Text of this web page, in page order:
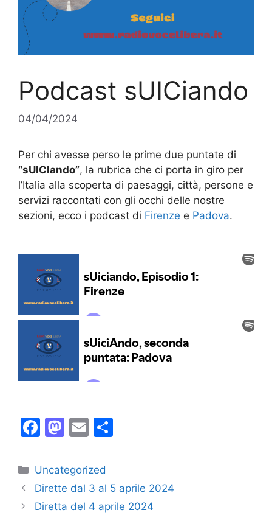
Podcast sUICiando
04/04/2024
Per chi avesse perso le prime due puntate di
“sUICIando”, la rubrica che ci porta in giro per
l’Italia alla scoperta di paesaggi, città, persone e
servizi raccontati con gli occhi delle nostre
sezioni, ecco i podcast di Firenze e Padova.
F
c
e
b
M
st
o
d
E
ai
l
di
vi
Categorie
Uncategorized
Dirette dal 3 al 5 aprile 2024
Diretta del 4 aprile 2024